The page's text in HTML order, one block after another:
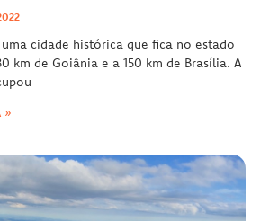
cidade histórica que fica no estado
km de Goiânia e a 150 km de Brasília. A
»